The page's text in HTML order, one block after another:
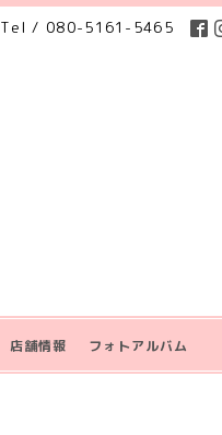
Tel / 080-5161-5465
店舗情報 フォトアルバム